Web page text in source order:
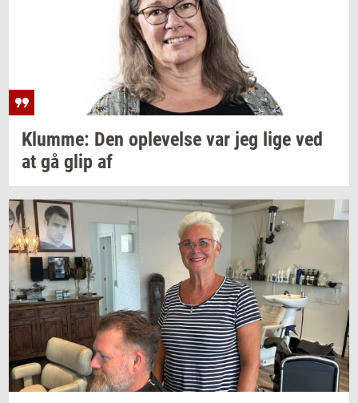
Klum­me: Den op­le­vel­se var jeg lige ved
at gå glip af